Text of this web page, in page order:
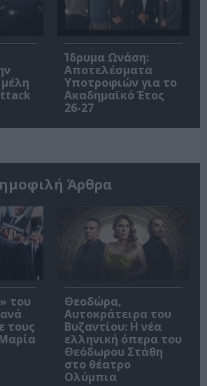
Ίδρυμα Ωνάση:
Αποτελέσματα
Υποτροφιών για το
Ακαδημαϊκό Έτος
26-27
Άρθρα
του
τους
Θεοδώρα,
Αυτοκράτειρα του
Βυζαντίου: Η νέα
ελληνική όπερα του
Θεόδωρου Στάθη
στο θέατρο
Ολύμπια